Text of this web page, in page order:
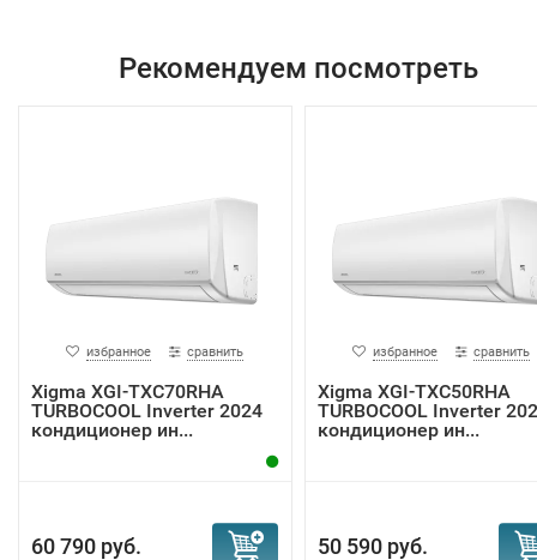
Рекомендуем посмотреть
избранное сравнить
Xigma XGI-TXC70RHA
TURBOCOOL Inverter 2024
кондиционер ин...
60 790 руб.
избранное сравнить
Xigma XGI-TXC50RHA
TURBOCOOL Inverter
кондиционер ин...
50 590 руб.